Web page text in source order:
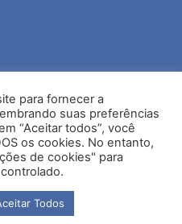
para fornecer a
suas preferências
“Aceitar todos”, você
os cookies. No entanto,
de cookies" para
Todos